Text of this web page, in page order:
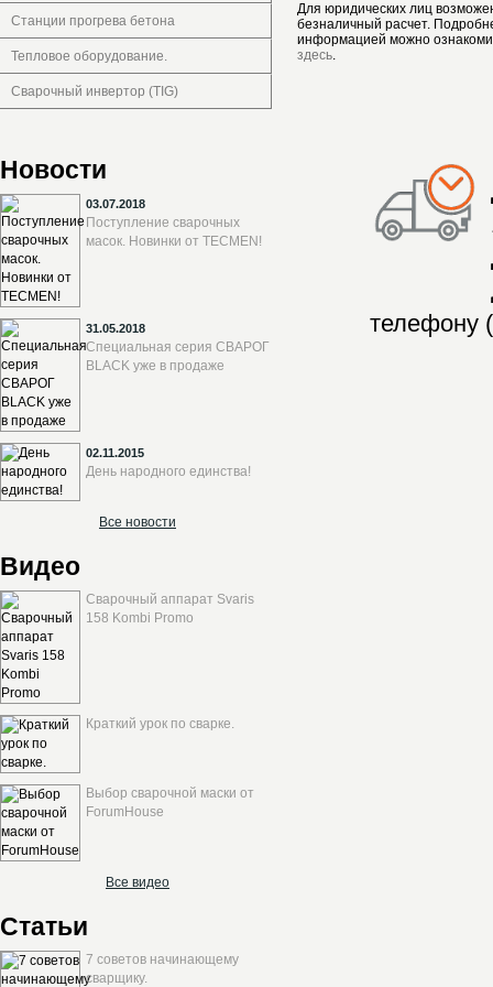
Станции прогрева бетона
Тепловое оборудование.
Сварочный инвертор (TIG)
Новости
03.07.2018
Поступление сварочных
масок. Новинки от TECMEN!
31.05.2018
Специальная серия СВАРОГ
BLACK уже в продаже
02.11.2015
День народного единства!
Все новости
Видео
Сварочный аппарат Svaris
158 Kombi Promo
Краткий урок по сварке.
Выбор сварочной маски от
ForumHouse
Все видео
Статьи
7 советов начинающему
сварщику.
Для юридических лиц
безналичный расчет.
информацией можно
здесь.
телефону